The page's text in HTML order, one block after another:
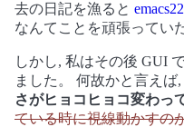
去の日記を漁ると
なんてことを頑張ってい
しかし, 私はその後 GUI
ました。 何故かと言えば,
さがヒョコヒョコ変わっ
ている時に視線動かすの